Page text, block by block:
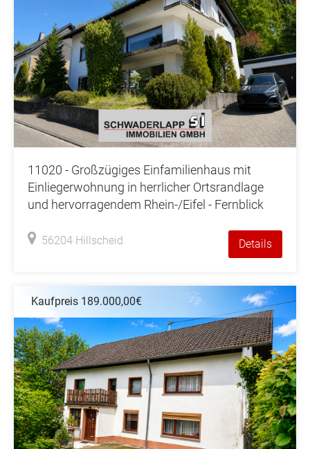
11020 - Großzügiges Einfamilienhaus mit
Einliegerwohnung in herrlicher Ortsrandlage
und hervorragendem Rhein-/Eifel - Fernblick
56204 Hillscheid Details
Kaufpreis 189.000,00€